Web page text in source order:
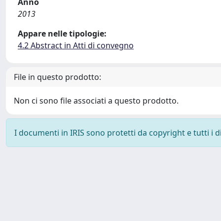
2013
Appare nelle tipologie:
4.2 Abstract in Atti di convegno
File in questo prodotto:
Non ci sono file associati a questo prodotto.
I documenti in IRIS sono protetti da copyright e tutti i